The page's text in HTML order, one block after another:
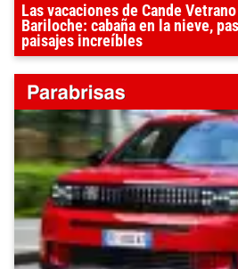
Las vacaciones de Cande
Bariloche: cabaña en la nieve,
paisajes increíbles